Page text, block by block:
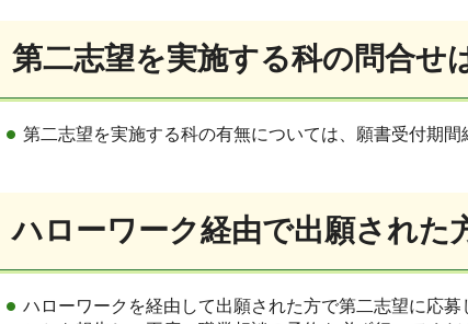
第二志望を実施する科の問合せ
第二志望を実施する科の有無については、願書受付期間
ハローワーク経由で出願された
ハローワークを経由して出願された方で第二志望に応